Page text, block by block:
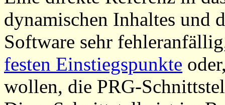
dynamischen Inhaltes und
Software sehr
festen Einstiegspunkte
wollen, die PRG-